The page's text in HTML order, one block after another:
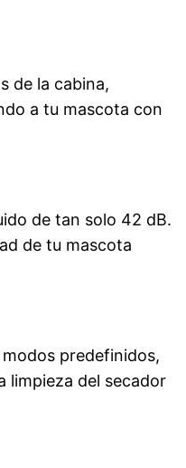
de la cabina,
a tu mascota con
de tan solo 42 dB.
de tu mascota
predefinidos,
limpieza del secador